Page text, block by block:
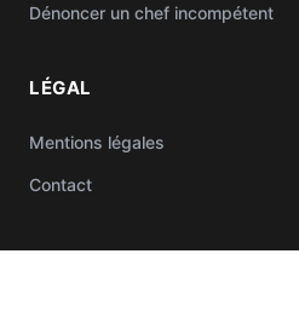
Dénoncer un chef incompétent
LÉGAL
Mentions légales
Contact